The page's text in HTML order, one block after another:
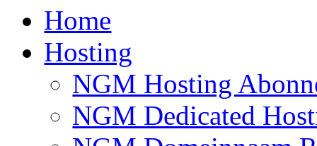
Home
Hosting
NGM Hosting
NGM Dedicated